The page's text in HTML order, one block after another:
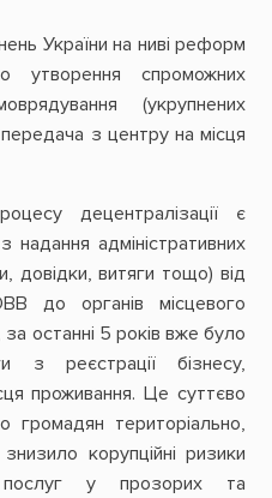
України на ниві реформ
утворення спроможних
(укрупнених
з центру на місця
децентралізації є
адміністративних
довідки, витяги тощо) від
до органів місцевого
останні 5 років вже було
з реєстрації бізнесу,
проживання. Це суттєво
громадян територіально,
корупційні ризики
у прозорих та